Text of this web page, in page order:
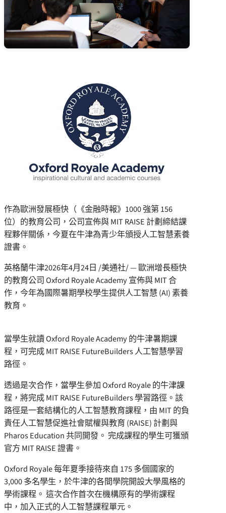
作為歐洲發展極快（《金融時報》1000 強第 156
位）的教育公司，公司宣佈與 MIT RAISE 計劃締結課
程夥伴關係，今夏在牛津為青少年頒授人工智慧素養
證書。
英格蘭牛津2026年4月24日 /美通社/ — 歐洲增長極快
的教育公司 Oxford Royale Academy 宣佈與 MIT 合
作，今年為國際暑期學校學生提供人工智慧 (AI) 素養
教育。
當學生就讀 Oxford Royale Academy 的牛津暑期課
程，可完成 MIT RAISE FutureBuilders 人工智慧學習
路徑。
透過是次合作，當學生參加 Oxford Royale 的牛津課
程，將完成 MIT RAISE FutureBuilders 學習路徑。該
路徑是一套結構化的人工智慧教育課程，由 MIT 的負
責任人工智慧促進社會賦權與教育 (RAISE) 計劃與
Pharos Education 共同開發。 完成課程的學生可獲頒
官方 MIT RAISE 證書。
Oxford Royale 每年夏季接待來自 175 多個國家的
3,000 多名學生，於牛津的各間學院開設大學風格的
學術課程。 這次合作首次在機構原有的學術課程
中，加入正式的人工智慧課程單元。